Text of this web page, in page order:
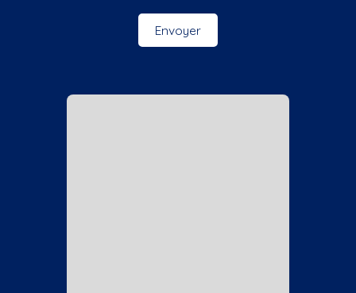
Envoyer